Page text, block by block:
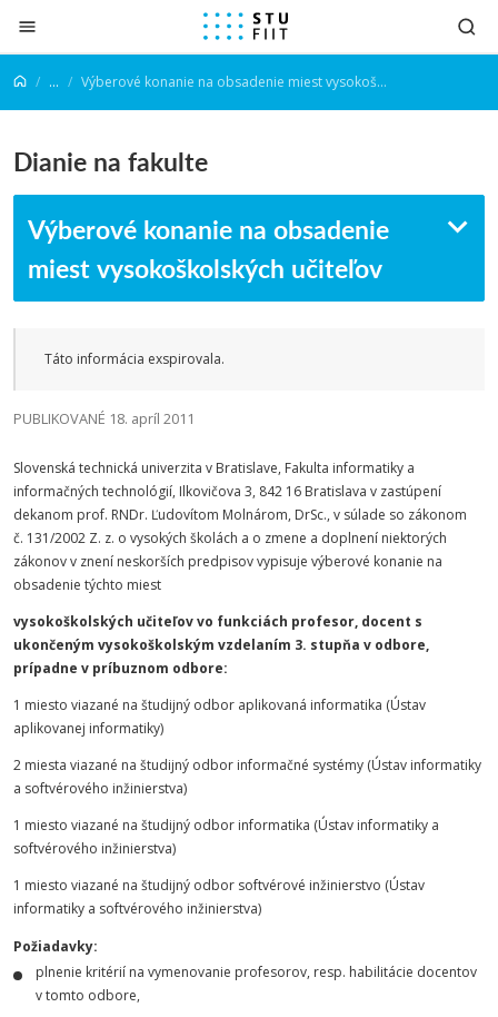
Prejsť na obsah
... Výberové konanie na obsadenie miest vysokoškolských učiteľov
Dianie na fakulte
Výberové konanie na obsadenie
miest vysokoškolských učiteľov
Táto informácia exspirovala.
PUBLIKOVANÉ 18. apríl 2011
Slovenská technická univerzita v Bratislave, Fakulta informatiky a
informačných technológií, Ilkovičova 3, 842 16 Bratislava v zastúpení
dekanom prof. RNDr. Ľudovítom Molnárom, DrSc., v súlade so zákonom
č. 131/2002 Z. z. o vysokých školách a o zmene a doplnení niektorých
zákonov v znení neskorších predpisov vypisuje výberové konanie na
obsadenie týchto miest
vysokoškolských učiteľov vo funkciách profesor, docent s
ukončeným vysokoškolským vzdelaním 3. stupňa v odbore,
prípadne v príbuznom odbore:
1 miesto viazané na študijný odbor aplikovaná informatika (Ústav
aplikovanej informatiky)
2 miesta viazané na študijný odbor informačné systémy (Ústav informatiky
a softvérového inžinierstva)
1 miesto viazané na študijný odbor informatika (Ústav informatiky a
softvérového inžinierstva)
1 miesto viazané na študijný odbor softvérové inžinierstvo (Ústav
informatiky a softvérového inžinierstva)
Požiadavky:
plnenie kritérií na vymenovanie profesorov, resp. habilitácie docentov
v tomto odbore,